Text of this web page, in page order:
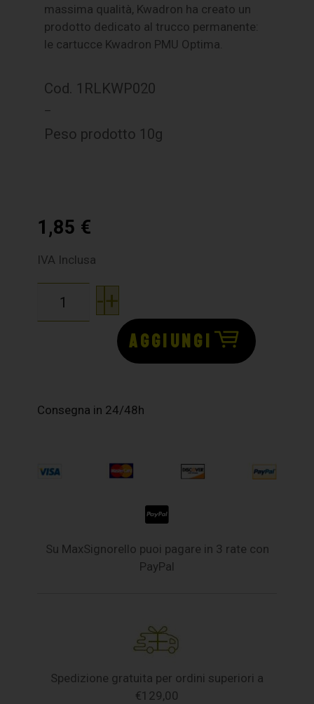
massima qualità, Kwadron ha creato un
prodotto dedicato al trucco permanente:
le cartucce Kwadron PMU Optima.
Cod. 1RLKWP020
–
Peso prodotto 10g
1,85 €
IVA Inclusa
-+
AGGIUNGI
Consegna in 24/48h
Su MaxSignorello puoi pagare in 3 rate con
PayPal
Spedizione gratuita per ordini superiori a
€129,00